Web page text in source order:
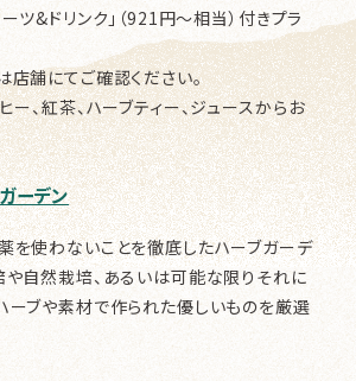
ーツ&ドリンク」（921円～相当）付きプラ
舗にてご確認ください。
ー、紅茶、ハーブティー、ジュースからお
ーデン
を使わないことを徹底したハーブガーデ
や自然栽培、あるいは可能な限りそれに
ーブや素材で作られた優しいものを厳選